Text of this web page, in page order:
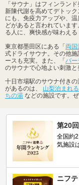
「サウナ」はフィンラン
新陳代謝を高めてデトッ
にも、免疫力アップや、
どがあると言われていま
る人に、爽快感が味わえる
東京都墨田区にある「 両
式ドライサウナ。その他
ースも充実。また、「 バー
のサウナで心地よい刺激と
十日市場駅のサウナ付き
があるのは、 山梨泊まれ
ちの湯 などの施設です。
第20
全国約
気施設
ニフ